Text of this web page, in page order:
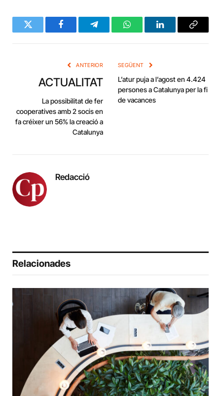
Twitter FacebookTelegramWhatsAppLinkedInCopy
ANTERIOR
ACTUALITAT
La possibilitat de fer
cooperatives amb 2 socis en
fa créixer un 56% la creació a
Catalunya
SEGÜENT
L’atur puja a l’agost en 4.424
persones a Catalunya per la fi
de vacances
Redacció
Relacionades